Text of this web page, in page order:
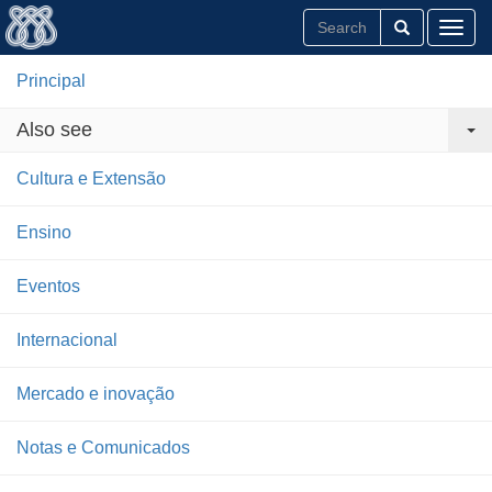
Principal
Also see
Cultura e Extensão
Ensino
Eventos
Internacional
Mercado e inovação
Notas e Comunicados